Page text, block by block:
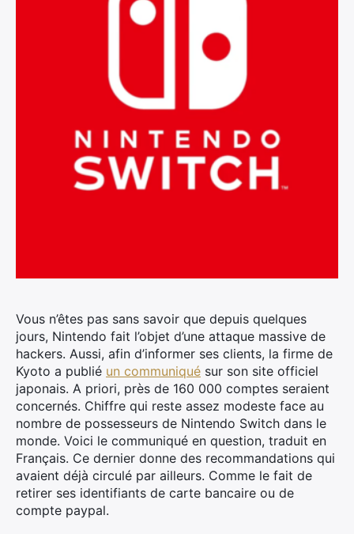
Vous n’êtes pas sans savoir que depuis quelques
jours, Nintendo fait l’objet d’une attaque massive de
hackers. Aussi, afin d’informer ses clients, la firme de
Kyoto a publié un communiqué sur son site officiel
japonais. A priori, près de 160 000 comptes seraient
concernés. Chiffre qui reste assez modeste face au
nombre de possesseurs de Nintendo Switch dans le
monde. Voici le communiqué en question, traduit en
Français. Ce dernier donne des recommandations qui
avaient déjà circulé par ailleurs. Comme le fait de
retirer ses identifiants de carte bancaire ou de
compte paypal.